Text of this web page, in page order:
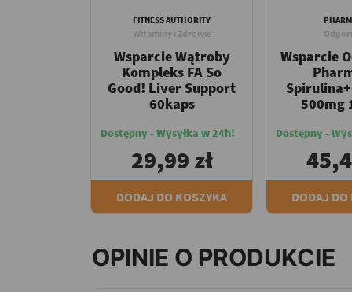
FITNESS AUTHORITY
Witaminy i Zdrowie
Wsparcie Wątroby
Kompleks FA So
Good! Liver Support
60kaps
Dostępny - Wysyłka w 24h!
29,99 zł
DODAJ DO KOSZYKA
Wsparcie
500mg
Dostępny -
DODAJ DO
OPINIE O PRODUKCIE